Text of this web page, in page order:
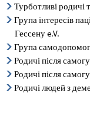
Турботливі родичі
Група інтересів
Гессену e.V.
Група
Родичі після
Родичі після
Родичі людей з